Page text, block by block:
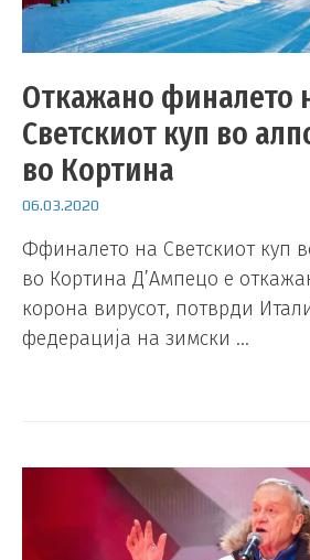
Откажано финалето
Светскиот куп во
во Кортина
06.03.2020
Ффиналето на Светскиот куп
во Кортина Д’Ампецо е
корона вирусот, потврди
федерација на зимски …